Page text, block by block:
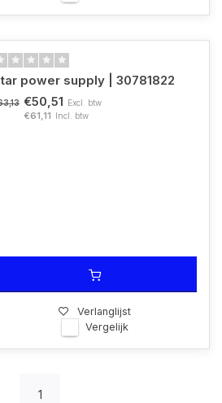
power supply | 30781822
€50,51 Excl. btw
€61,11 Incl. btw
Verlanglijst
Vergelijk
1